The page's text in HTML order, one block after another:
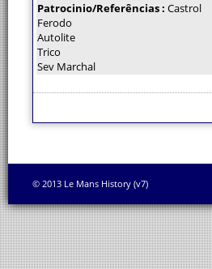
Patrocinio/Referências : Castrol
Ferodo
Autolite
Trico
Sev Marchal
© 2013 Le Mans History (v7)